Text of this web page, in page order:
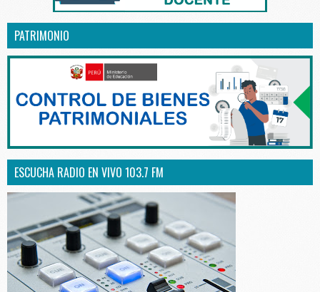
PATRIMONIO
ESCUCHA RADIO EN VIVO 103.7 FM